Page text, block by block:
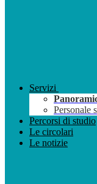
Servizi
Personale
Percorsi di studio
Le circolari
Le notizie